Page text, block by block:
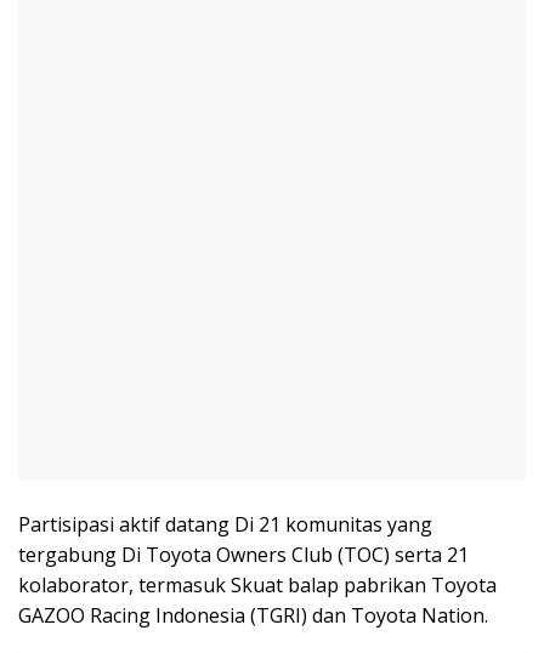
Partisipasi aktif datang Di 21 komunitas yang
tergabung Di Toyota Owners Club (TOC) serta 21
kolaborator, termasuk Skuat balap pabrikan Toyota
GAZOO Racing Indonesia (TGRI) dan Toyota Nation.